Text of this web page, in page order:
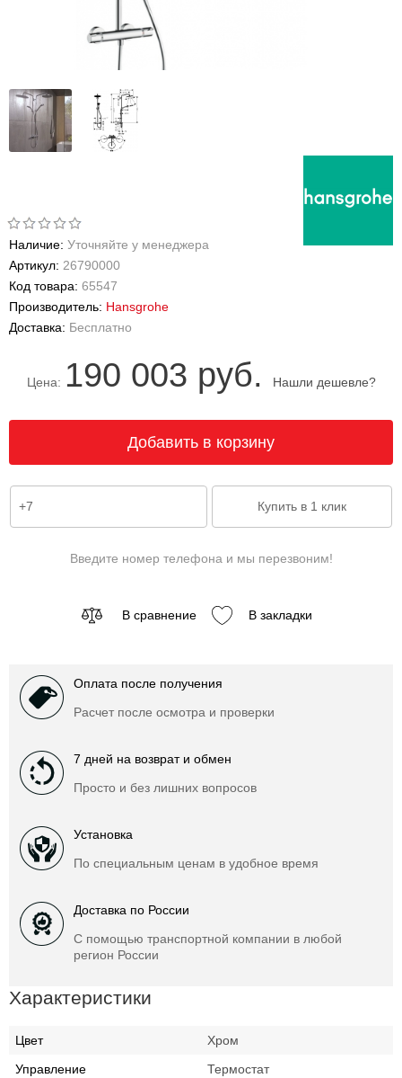
Наличие: Уточняйте у менеджера
Артикул: 26790000
Код товара: 65547
Производитель: Hansgrohe
Доставка: Бесплатно
Цена: 190 003 руб. Нашли дешевле?
Введите номер телефона и мы перезвоним!
В сравнение В закладки
Оплата после получения
Расчет после осмотра и проверки
7 дней на возврат и обмен
Просто и без лишних вопросов
Установка
По специальным ценам в удобное время
Доставка по России
С помощью транспортной компании в любой
регион России
Характеристики
Цвет
Хром
Управление
Термостат